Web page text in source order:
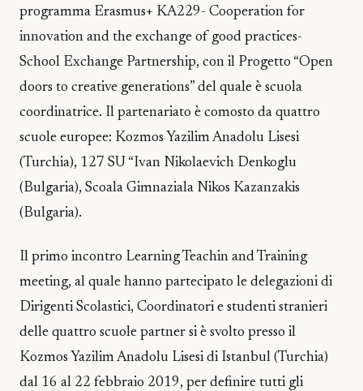
programma Erasmus+ KA229- Cooperation for
innovation and the exchange of good practices-
School Exchange Partnership, con il Progetto “Open
doors to creative generations” del quale è scuola
coordinatrice. Il partenariato è comosto da quattro
scuole europee: Kozmos Yazilim Anadolu Lisesi
(Turchia), 127 SU “Ivan Nikolaevich Denkoglu
(Bulgaria), Scoala Gimnaziala Nikos Kazanzakis
(Bulgaria).
Il primo incontro Learning Teachin and Training
meeting, al quale hanno partecipato le delegazioni di
Dirigenti Scolastici, Coordinatori e studenti stranieri
delle quattro scuole partner si è svolto presso il
Kozmos Yazilim Anadolu Lisesi di Istanbul (Turchia)
dal 16 al 22 febbraio 2019, per definire tutti gli